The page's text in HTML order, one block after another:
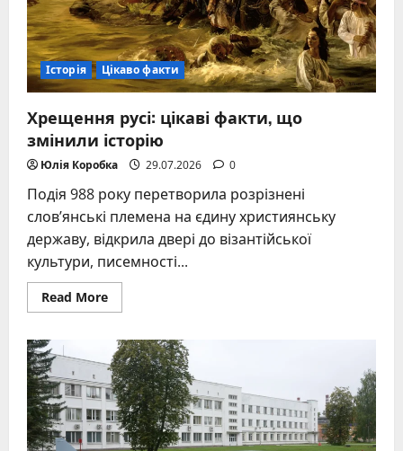
Історія Цікаво факти
Хрещення русі: цікаві факти, що
змінили історію
Юлія Коробка 29.07.2026 0
Подія 988 року перетворила розрізнені
слов’янські племена на єдину християнську
державу, відкрила двері до візантійської
культури, писемності...
Read MoreRead
more
русі:
цікаві
факти,
що
змінили
історію